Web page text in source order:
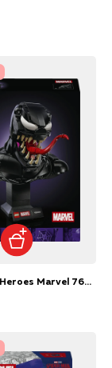
LEGO Super Heroes Marvel 76356 Venom-buste